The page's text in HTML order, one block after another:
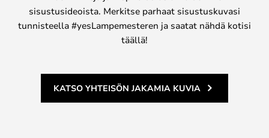
sisustusideoista. Merkitse parhaat sisustuskuvasi
tunnisteella #yesLampemesteren ja saatat nähdä kotisi
täällä!
KATSO YHTEISÖN JAKAMIA KUVIA